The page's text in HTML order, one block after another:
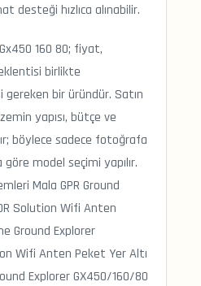
desteği hızlıca alınabilir.
160 80; fiyat,
birlikte
bir üründür. Satın
yapısı, bütçe ve
böylece sadece fotoğrafa
model seçimi yapılır.
Mala GPR Ground
Solution Wifi Anten
Ground Explorer
Wifi Anten Peket Yer Altı
Explorer GX450/160/80